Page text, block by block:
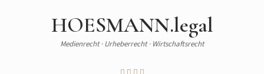
HOESMANN.legal
Medienrecht · Urheberrecht · Wirtschaftsrecht